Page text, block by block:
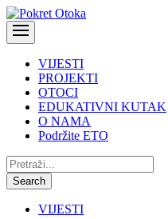
VIJESTI
PROJEKTI
OTOCI
EDUKATIVNI KUTAK
O NAMA
Podržite ETO
Pretraži:
Search
VIJESTI